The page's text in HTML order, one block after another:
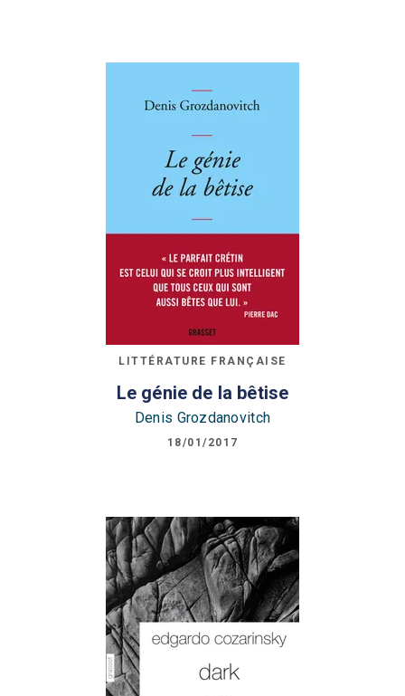
LITTÉRATURE FRANÇAISE
Le génie de la bêtise
Denis Grozdanovitch
18/01/2017